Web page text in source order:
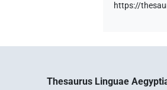
https://
Thesaurus Linguae